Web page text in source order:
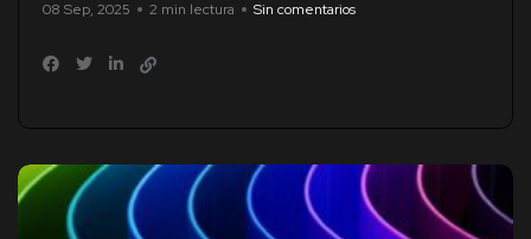
08 Sep, 2025 2 min lectura Sin comentarios